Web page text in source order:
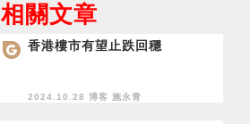
相關文章
香港樓市有望止跌回穩
2024.10.28 博客 施永青